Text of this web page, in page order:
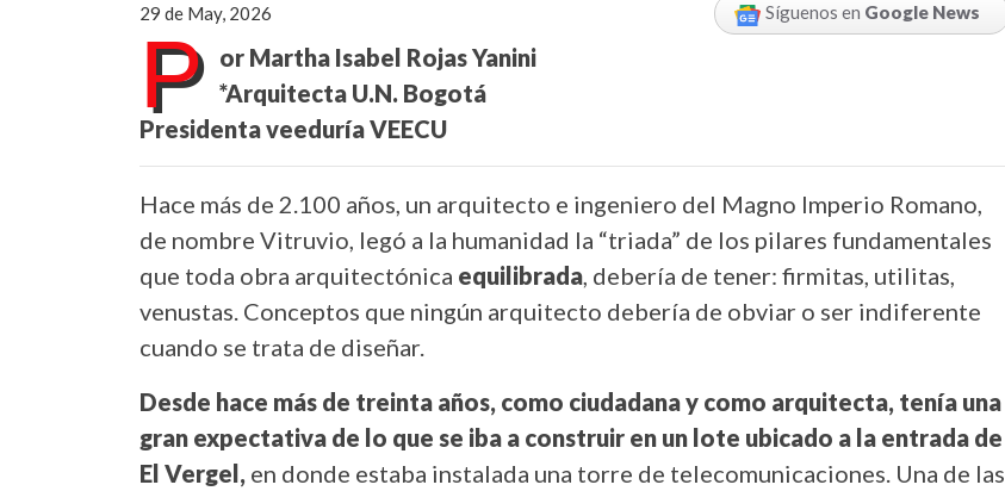
29 de May, 2026 Síguenos en Google News
P
or Martha Isabel Rojas Yanini
*Arquitecta U.N. Bogotá
Presidenta veeduría VEECU
Hace más de 2.100 años, un arquitecto e ingeniero del Magno Imperio Romano,
de nombre Vitruvio, legó a la humanidad la “triada” de los pilares fundamentales
que toda obra arquitectónica equilibrada , debería de tener: firmitas, utilitas,
venustas. Conceptos que ningún arquitecto debería de obviar o ser indiferente
cuando se trata de diseñar.
Desde hace más de treinta años, como ciudadana y como arquitecta, tenía una
gran expectativa de lo que se iba a construir en un lote ubicado a la entrada de
El Vergel, en donde estaba instalada una torre de telecomunicaciones. Una de las